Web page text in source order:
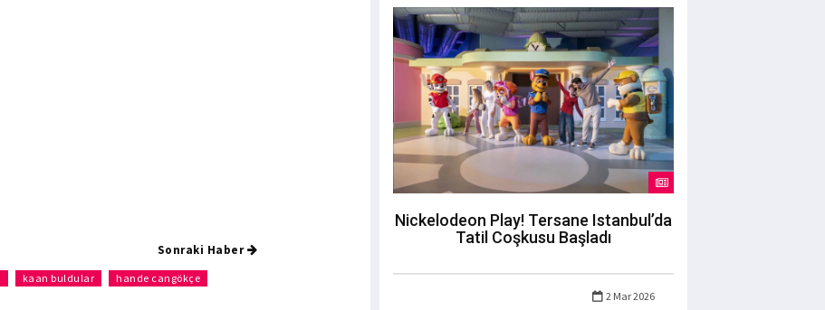
Sonraki Haber
kaan buldular hande cangökçe
Nickelodeon Play! Tersane Istanbul’da
Tatil Coşkusu Başladı
2 Mar 2026